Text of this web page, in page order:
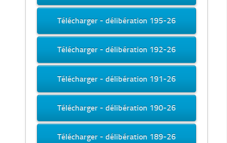
Télécharger - délibération 195-26
Télécharger - délibération 192-26
Télécharger - délibération 191-26
Télécharger - délibération 190-26
Télécharger - délibération 189-26